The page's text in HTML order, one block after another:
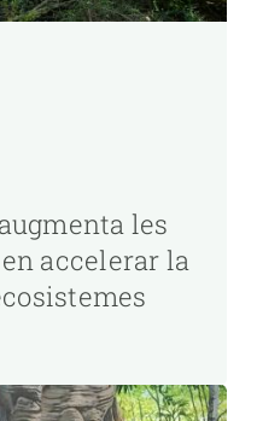
les
accelerar la